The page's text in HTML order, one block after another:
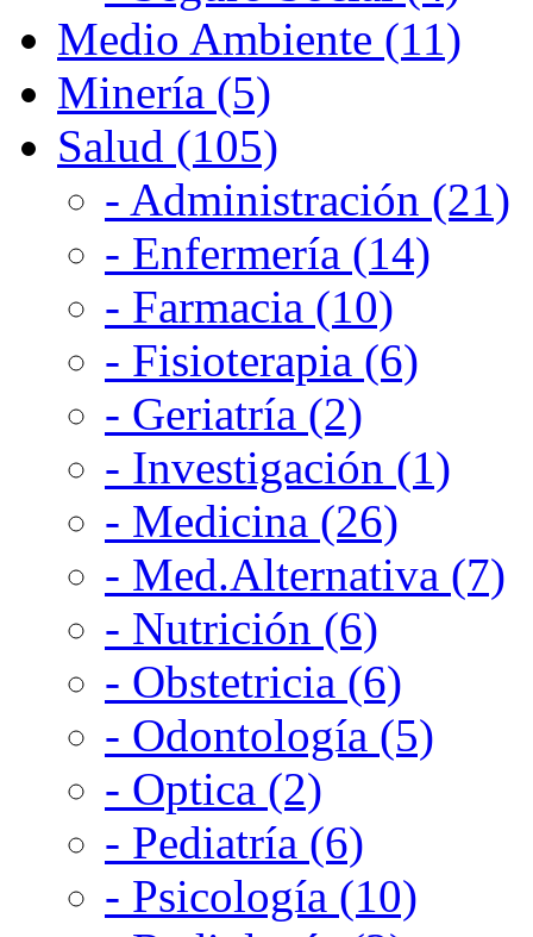
Medio Ambiente (11)
Minería (5)
Salud (105)
- Administración (21)
- Enfermería (14)
- Farmacia (10)
- Fisioterapia (6)
- Geriatría (2)
- Investigación (1)
- Medicina (26)
- Med.Alternativa (7)
- Nutrición (6)
- Obstetricia (6)
- Odontología (5)
- Optica (2)
- Pediatría (6)
- Psicología (10)